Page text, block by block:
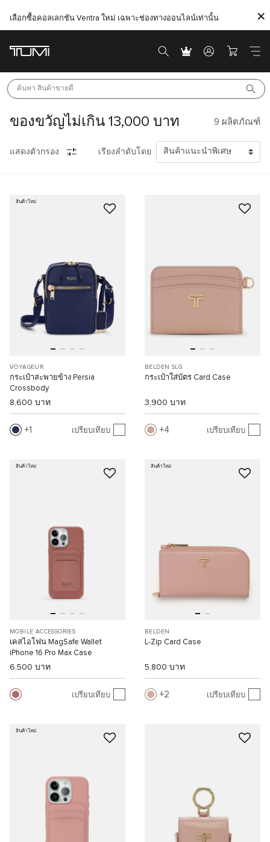
เลือกซื้อคอลเลกชัน Ventra ใหม่ เฉพาะช่องทางออนไลน์เท่านั้น
ค้นหา สินค้าขายดี
ของขวัญไม่เกิน 13,000 บาท 9 ผลิตภัณฑ์
แสดงตัวกรอง เรียงลำดับโดย:
สินค้าใหม่
VOYAGEUR
กระเป๋าสะพายข้าง Persia
Crossbody
8,600 บาท
1 เปรียบเทียบ
BELDEN SLG
กระเป๋าใส่บัตร Card Case
3,900 บาท
4 เปรียบเทียบ
สินค้าใหม่
MOBILE ACCESSORIES
เคสไอโฟน MagSafe Wallet
iPhone 16 Pro Max Case
6,500 บาท
เปรียบเทียบ
สินค้าใหม่
BELDEN
L-Zip Card Case
5,800 บาท
2 เปรียบเทียบ
สินค้าใหม่